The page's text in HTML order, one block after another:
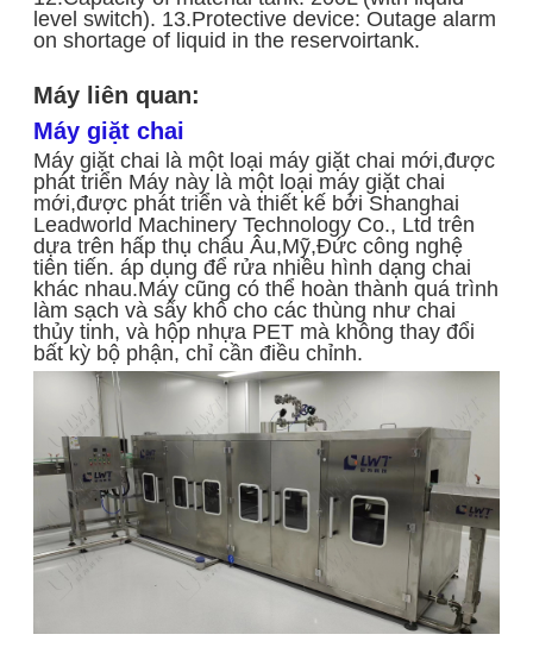
level switch). 13.Protective device: Outage alarm
on shortage of liquid in the reservoirtank.
Máy liên quan:
Máy giặt chai
Máy giặt chai là một loại máy giặt chai mới,được
phát triển Máy này là một loại máy giặt chai
mới,được phát triển và thiết kế bởi Shanghai
Leadworld Machinery Technology Co., Ltd trên
dựa trên hấp thụ châu Âu,Mỹ,Đức công nghệ
tiên tiến. áp dụng để rửa nhiều hình dạng chai
khác nhau.Máy cũng có thể hoàn thành quá trình
làm sạch và sấy khô cho các thùng như chai
thủy tinh, và hộp nhựa PET mà không thay đổi
bất kỳ bộ phận, chỉ cần điều chỉnh.